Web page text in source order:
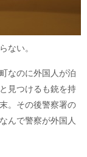
ない。
なのに外国人が泊
見つけるも銃を持
。その後警察署の
んで警察が外国人